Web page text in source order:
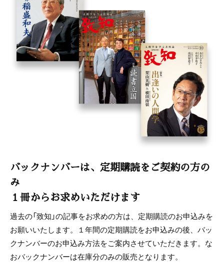
バックナンバーは、定期購読をご契約の方の
み
１冊からお求めいただけます
過去の「致知」の記事をお求めの方は、定期購読のお申込みを
お願いいたします。１年間の定期購読をお申込みの後、バッ
クナンバーのお申込み方法をご案内させていただきます。な
おバックナンバーは在庫分のみの販売となります。